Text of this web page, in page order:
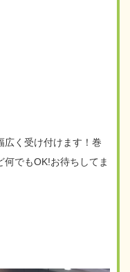
広く受け付けます！巻
でもOK!お待ちしてま